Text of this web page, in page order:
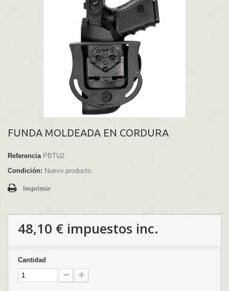
FUNDA MOLDEADA EN CORDURA
Referencia PBTU2
Condición: Nuevo producto
Imprimir
48,10 € impuestos inc.
Cantidad